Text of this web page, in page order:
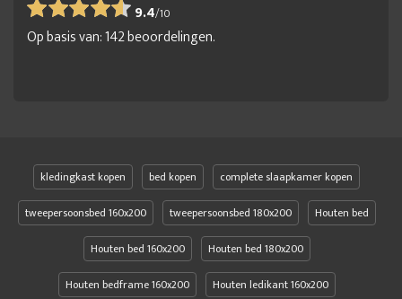
9.4/10
Op basis van:142beoordelingen.
kledingkast kopen bed kopen
complete slaapkamer kopen
tweepersoonsbed 160x200
tweepersoonsbed 180x200
Houten bed
Houten bed 160x200
Houten bed 180x200
Houten bedframe 160x200
Houten ledikant 160x200